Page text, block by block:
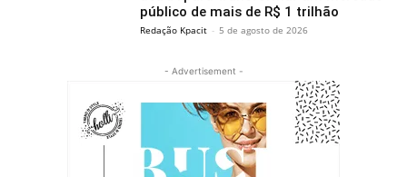
público de mais de R$ 1 trilhão
Redação Kpacit - 5 de agosto de 2026
- Advertisement -